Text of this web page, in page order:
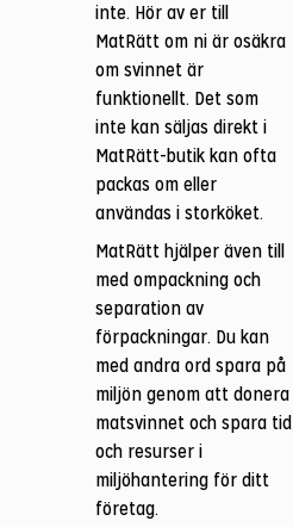
inte. Hör av er till
MatRätt om ni är osäkra
om svinnet är
funktionellt. Det som
inte kan säljas direkt i
MatRätt-butik kan ofta
packas om eller
användas i storköket.
MatRätt hjälper även till
med ompackning och
separation av
förpackningar. Du kan
med andra ord spara på
miljön genom att donera
matsvinnet och spara tid
och resurser i
miljöhantering för ditt
företag.